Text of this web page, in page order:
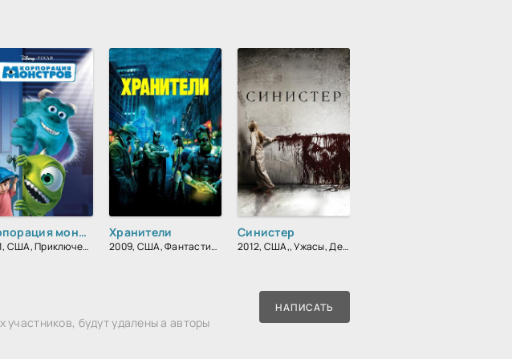
Корпорация монстров
2001, США, Приключения, Детский, Полнометражный, Семейный, Зарубежный
Хранители
2009, США, Фантастика, Детектив, Боевик, Зарубежный
Синистер
2012, США,, Ужасы, Детектив, Триллер, Зарубежный
будут удалены а авторы
НАПИСАТЬ